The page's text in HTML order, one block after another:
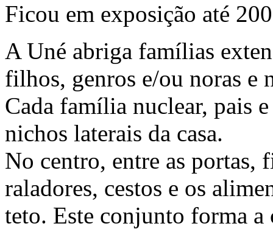
Ficou em exposição até
A Uné abriga famílias
filhos, genros e/ou noras e
Cada família nuclear, pais
nichos laterais da casa.
No centro, entre as portas,
raladores, cestos e os
teto. Este conjunto forma a